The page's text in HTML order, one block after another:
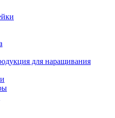
для наращивания